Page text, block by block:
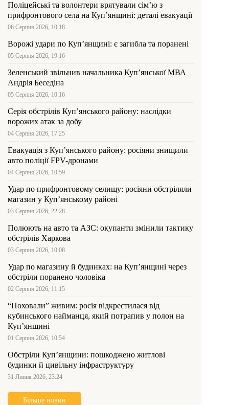
Поліцейські та волонтери врятували сім’ю з
прифронтового села на Куп’янщині: деталі евакуації
06 Серпня 2026, 10:18
Ворожі удари по Куп’янщині: є загибла та поранені
05 Серпня 2026, 19:16
Зеленський звільнив начальника Купʼянської МВА
Андрія Беседіна
05 Серпня 2026, 10:16
Серія обстрілів Куп’янського району: наслідки
ворожих атак за добу
04 Серпня 2026, 17:25
Евакуація з Куп’янського району: росіяни знищили
авто поліції FPV-дронами
04 Серпня 2026, 10:59
Удар по прифронтовому селищу: росіяни обстріляли
магазин у Куп’янському районі
03 Серпня 2026, 22:28
Полюють на авто та АЗС: окупанти змінили тактику
обстрілів Харкова
03 Серпня 2026, 10:08
Удар по магазину й будинках: на Куп’янщині через
обстріли поранено чоловіка
02 Серпня 2026, 11:15
“Поховали” живим: росія відкрестилася від
кубинського найманця, який потрапив у полон на
Куп’янщині
01 Серпня 2026, 10:54
Обстріли Куп’янщини: пошкоджено житлові
будинки й цивільну інфраструктуру
31 Липня 2026, 23:24
Більше новин